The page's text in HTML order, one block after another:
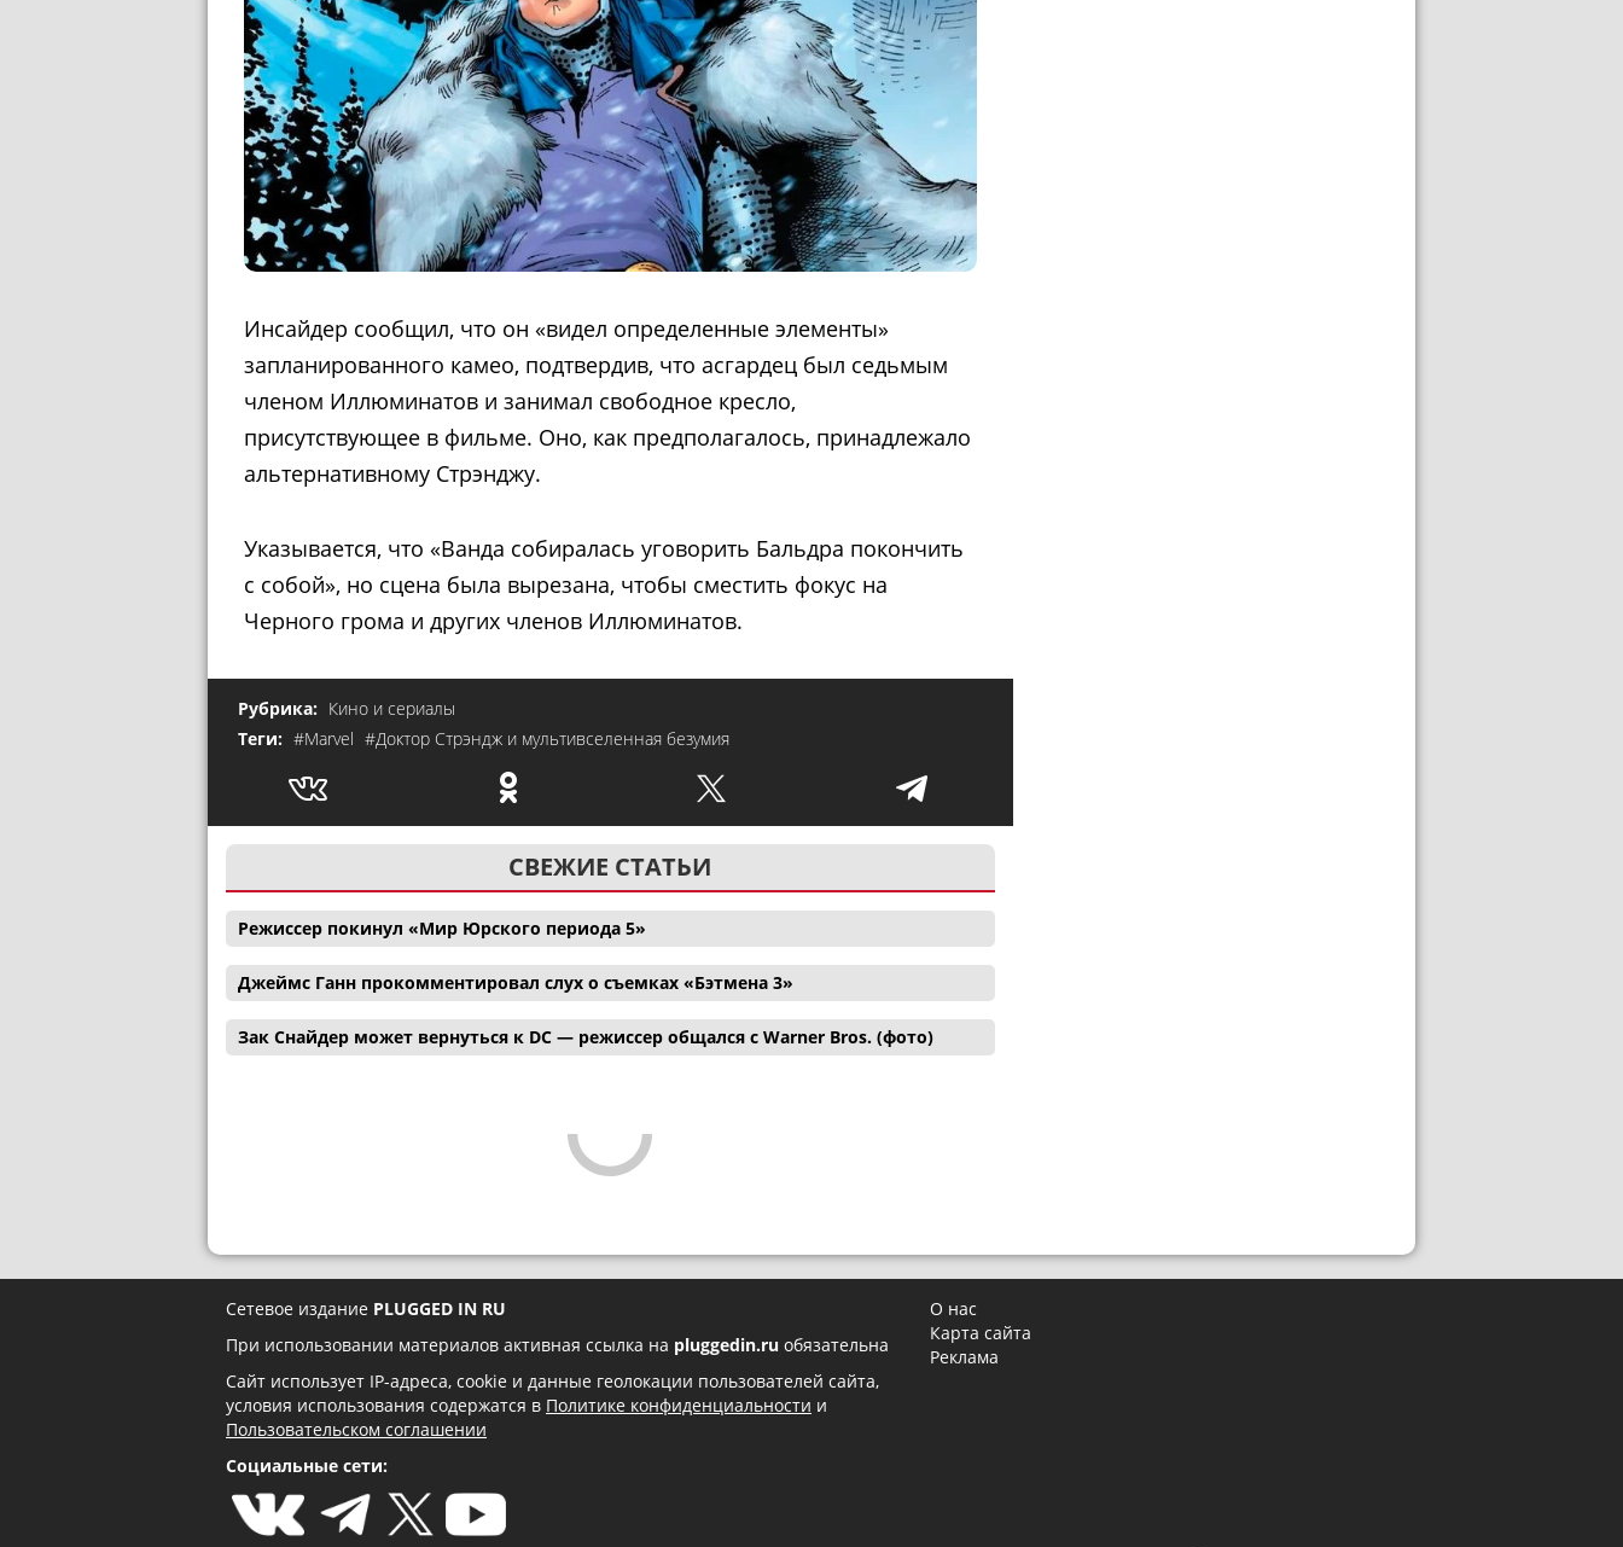
Инсайдер сообщил, что он «видел определенные элементы»
запланированного камео, подтвердив, что асгардец был седьмым
членом Иллюминатов и занимал свободное кресло,
присутствующее в фильме. Оно, как предполагалось, принадлежало
альтернативному Стрэнджу.
Указывается, что «Ванда собиралась уговорить Бальдра покончить
с собой», но сцена была вырезана, чтобы сместить фокус на
Черного грома и других членов Иллюминатов.
Рубрика: Кино и сериалы
Теги: #Marvel #Доктор Стрэндж и мультивселенная безумия
СВЕЖИЕ СТАТЬИ
Режиссер покинул «Мир Юрского периода 5»
Джеймс Ганн прокомментировал слух о съемках «Бэтмена 3»
Зак Снайдер может вернуться к DC — режиссер общался с Warner Bros. (фото)
Сетевое издание PLUGGED IN RU
При использовании материалов активная ссылка на pluggedin.ru обязательна
Сайт использует IP-адреса, cookie и данные геолокации пользователей сайта,
условия использования содержатся в Политике конфиденциальности и
Пользовательском соглашении
Социальные сети:
О нас
Карта сайта
Реклама